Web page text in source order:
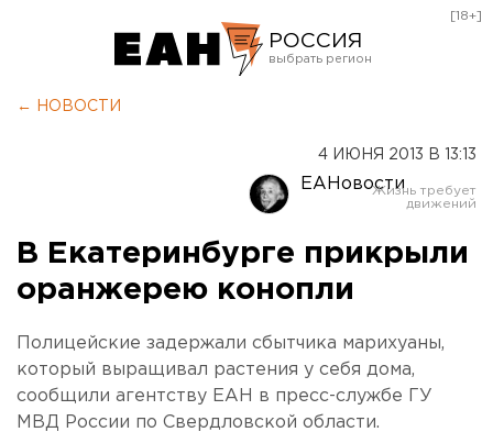
РОССИЯ
Оренбург
[18+]
← НОВОСТИ
4 ИЮНЯ 2013 В 13:13
ЕАНовости
В Екатеринбурге прикрыли
оранжерею конопли
Полицейские задержали сбытчика марихуаны,
который выращивал растения у себя дома,
сообщили агентству ЕАН в пресс-службе ГУ
МВД России по Свердловской области.